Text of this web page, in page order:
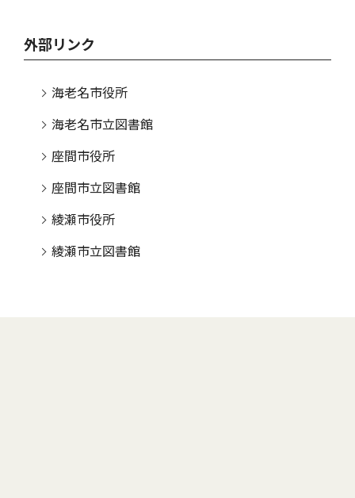
外部リンク
海老名市役所
海老名市立図書館
座間市役所
座間市立図書館
綾瀬市役所
綾瀬市立図書館